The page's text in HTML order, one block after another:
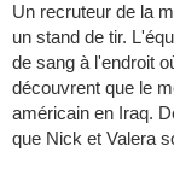
Un recruteur de la
un stand de tir.
de sang à l'endroit
découvrent que le
américain en Iraq.
que Nick et Valera